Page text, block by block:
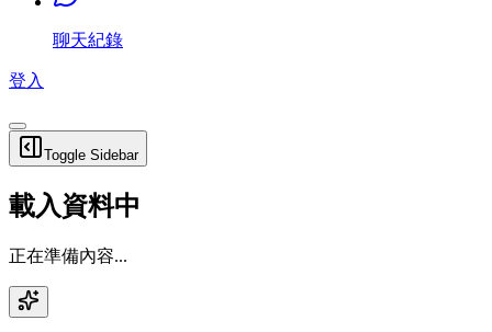
聊天紀錄
登入
Toggle Sidebar
載入資料中
正在準備內容...